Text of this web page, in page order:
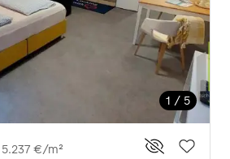
1 / 5
5.237 €/m²